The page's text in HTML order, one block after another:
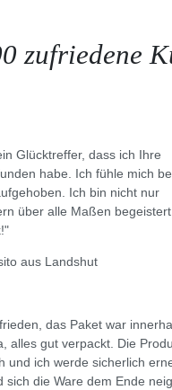
zufriedene
Glücktreffer, dass ich Ihre
habe. Ich fühle mich
Ich bin nicht nur
über alle Maßen begeistert.
aus Landshut
das Paket war
alles gut verpackt. Die
und ich werde sicherlich
sich die Ware dem Ende